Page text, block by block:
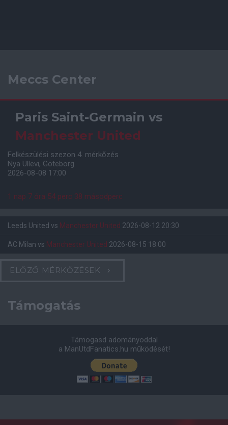
Meccs Center
Paris Saint-Germain vs
Manchester United
Felkészülési szezon 4. mérkőzés
Nya Ullevi, Göteborg
2026-08-08 17:00
1 nap 7 óra 54 perc 38 másodperc
Leeds United vs Manchester United 2026-08-12 20:30
AC Milan vs Manchester United 2026-08-15 18:00
ELŐZŐ MÉRKŐZÉSEK
Támogatás
Támogasd adományoddal
a ManUtdFanatics.hu működését!